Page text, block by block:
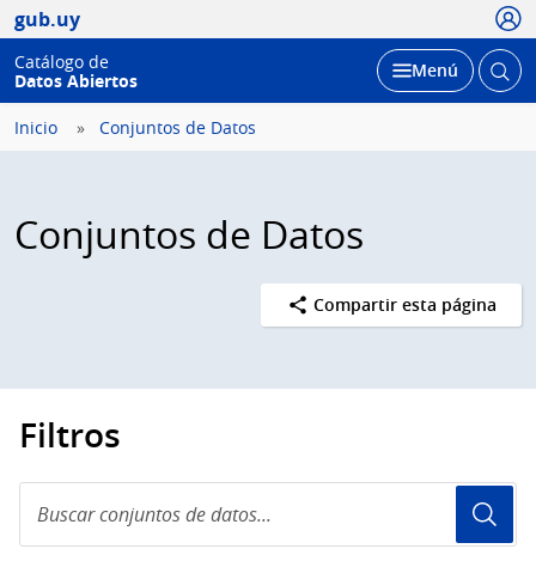
gub.uy
Catálogo de
Datos Abiertos
Desplegar
Menú Abrir
Inicio Conjuntos de Datos
Conjuntos de Datos
Compartir esta página
Filtros
conjuntos
de